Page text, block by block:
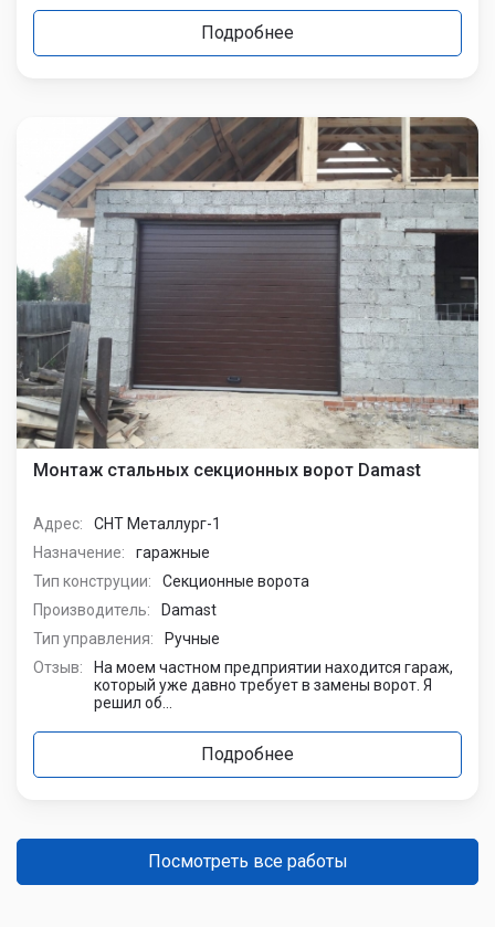
Подробнее
Монтаж стальных секционных ворот Damast
Адрес:
СНТ Металлург-1
Назначение:
гаражные
Тип конструции:
Секционные ворота
Производитель:
Damast
Тип управления:
Ручные
Отзыв:
На моем частном предприятии находится гараж,
который уже давно требует в замены ворот. Я
решил об...
Подробнее
Посмотреть все работы